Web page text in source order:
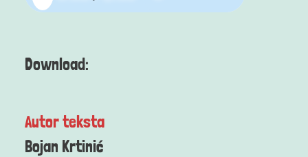
Download:
Autor teksta
Bojan Krtinić